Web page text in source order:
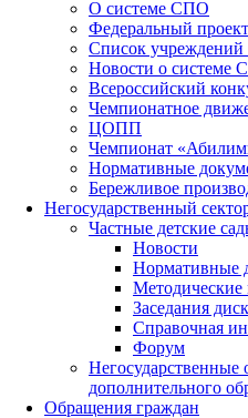
О системе СПО
Федеральный
Список
Новости о системе
Всероссийский
Чемпионатное
ЦОПП
Чемпионат
Нормативные
Бережливое
Негосударственный
Частные детские
Новости
Нормативные
Методические
Заседания
Справочная
Форум
Негосударственные
дополнительного
Обращения граждан